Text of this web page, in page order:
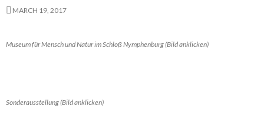
MARCH 19, 2017
Museum für Mensch und Natur im Schloß Nymphenburg (Bild anklicken)
Sonderausstellung (Bild anklicken)